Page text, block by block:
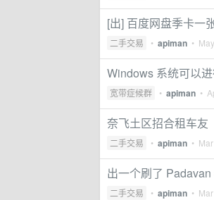
[出] 百度网盘季卡一
二手交易 • apiman •
Windows 系统可以
宽带症候群 • apiman •
奈飞土区招合租车友
二手交易 • apiman •
出一个刷了
二手交易 • apiman •